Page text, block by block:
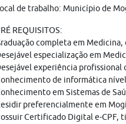
de trabalho: Município de
REQUISITOS:
completa em
especialização em
experiência profissional
de informática
em Sistemas de
preferencialmente em
Certificado Digital e-CPF,